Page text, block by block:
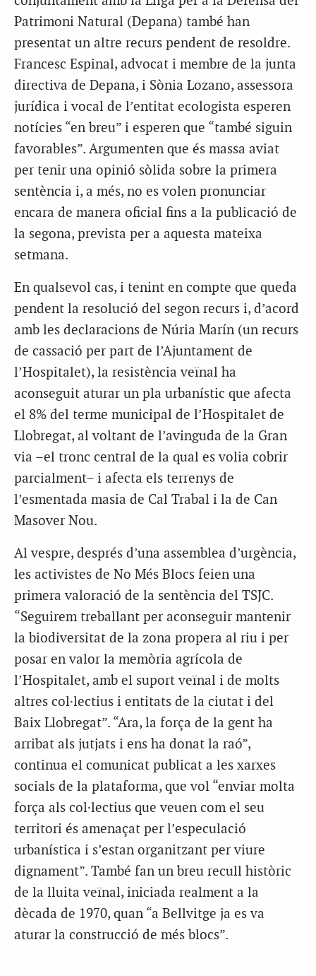
Patrimoni Natural (Depana) també han
presentat un altre recurs pendent de resoldre.
Francesc Espinal, advocat i membre de la junta
directiva de Depana, i Sònia Lozano, assessora
jurídica i vocal de l’entitat ecologista esperen
notícies “en breu” i esperen que “també siguin
favorables”. Argumenten que és massa aviat
per tenir una opinió sòlida sobre la primera
sentència i, a més, no es volen pronunciar
encara de manera oficial fins a la publicació de
la segona, prevista per a aquesta mateixa
setmana.
En qualsevol cas, i tenint en compte que queda
pendent la resolució del segon recurs i, d’acord
amb les declaracions de Núria Marín (un recurs
de cassació per part de l’Ajuntament de
l’Hospitalet), la resistència veïnal ha
aconseguit aturar un pla urbanístic que afecta
el 8% del terme municipal de l’Hospitalet de
Llobregat, al voltant de l’avinguda de la Gran
via –el tronc central de la qual es volia cobrir
parcialment– i afecta els terrenys de
l’esmentada masia de Cal Trabal i la de Can
Masover Nou.
Al vespre, després d’una assemblea d’urgència,
les activistes de No Més Blocs feien una
primera valoració de la sentència del TSJC.
“Seguirem treballant per aconseguir mantenir
la biodiversitat de la zona propera al riu i per
posar en valor la memòria agrícola de
l’Hospitalet, amb el suport veïnal i de molts
altres col·lectius i entitats de la ciutat i del
Baix Llobregat”. “Ara, la força de la gent ha
arribat als jutjats i ens ha donat la raó”,
continua el comunicat publicat a les xarxes
socials de la plataforma, que vol “enviar molta
força als col·lectius que veuen com el seu
territori és amenaçat per l’especulació
urbanística i s’estan organitzant per viure
dignament”. També fan un breu recull històric
de la lluita veïnal, iniciada realment a la
dècada de 1970, quan “a Bellvitge ja es va
aturar la construcció de més blocs”.